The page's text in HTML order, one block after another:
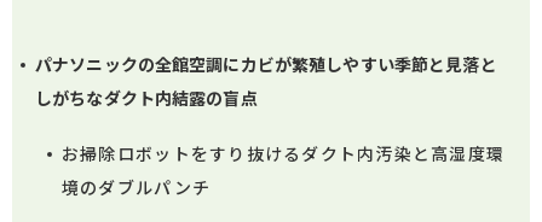
パナソニックの全館空調にカビが繁殖しやすい季節と見落と
しがちなダクト内結露の盲点
お掃除ロボットをすり抜けるダクト内汚染と高湿度環
境のダブルパンチ